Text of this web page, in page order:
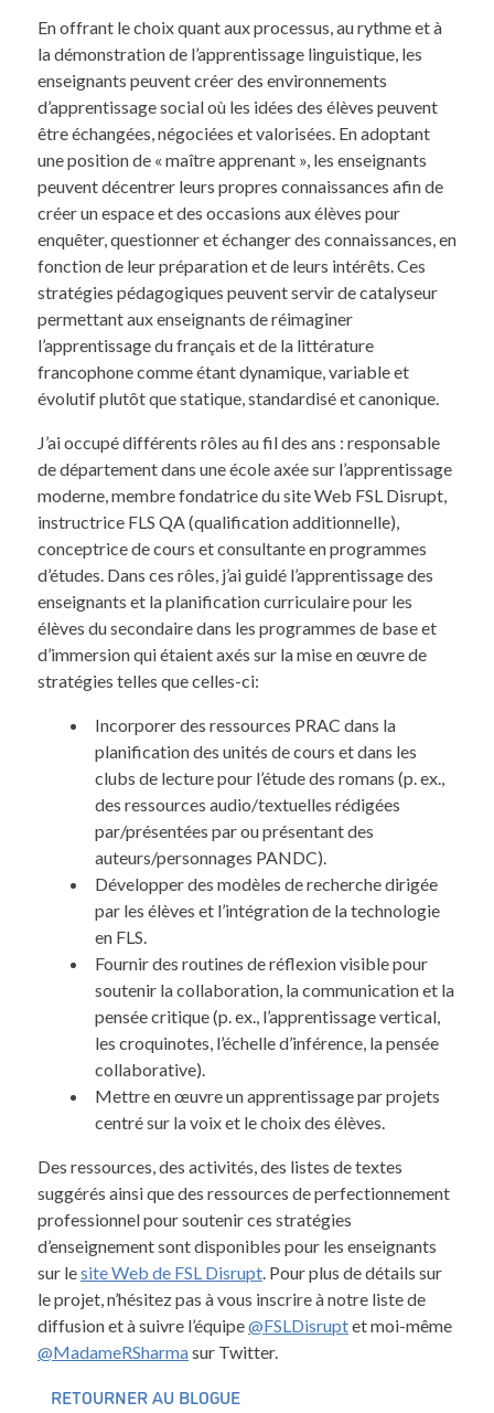
En offrant le choix quant aux processus, au rythme et à
la démonstration de l’apprentissage linguistique, les
enseignants peuvent créer des environnements
d’apprentissage social où les idées des élèves peuvent
être échangées, négociées et valorisées. En adoptant
une position de « maître apprenant », les enseignants
peuvent décentrer leurs propres connaissances afin de
créer un espace et des occasions aux élèves pour
enquêter, questionner et échanger des connaissances, en
fonction de leur préparation et de leurs intérêts. Ces
stratégies pédagogiques peuvent servir de catalyseur
permettant aux enseignants de réimaginer
l’apprentissage du français et de la littérature
francophone comme étant dynamique, variable et
évolutif plutôt que statique, standardisé et canonique.
J’ai occupé différents rôles au fil des ans : responsable
de département dans une école axée sur l’apprentissage
moderne, membre fondatrice du site Web FSL Disrupt,
instructrice FLS QA (qualification additionnelle),
conceptrice de cours et consultante en programmes
d’études. Dans ces rôles, j’ai guidé l’apprentissage des
enseignants et la planification curriculaire pour les
élèves du secondaire dans les programmes de base et
d’immersion qui étaient axés sur la mise en œuvre de
stratégies telles que celles-ci:
Incorporer des ressources PRAC dans la
planification des unités de cours et dans les
clubs de lecture pour l’étude des romans (p. ex.,
des ressources audio/textuelles rédigées
par/présentées par ou présentant des
auteurs/personnages PANDC).
Développer des modèles de recherche dirigée
par les élèves et l’intégration de la technologie
en FLS.
Fournir des routines de réflexion visible pour
soutenir la collaboration, la communication et la
pensée critique (p. ex., l’apprentissage vertical,
les croquinotes, l’échelle d’inférence, la pensée
collaborative).
Mettre en œuvre un apprentissage par projets
centré sur la voix et le choix des élèves.
Des ressources, des activités, des listes de textes
suggérés ainsi que des ressources de perfectionnement
professionnel pour soutenir ces stratégies
d’enseignement sont disponibles pour les enseignants
sur lesite Web de FSL Disrupt. Pour plus de détails sur
le projet, n’hésitez pas à vous inscrire à notre liste de
diffusion et à suivre l’équipe@FSLDisruptet moi-même
@MadameRSharmasur Twitter.
RETOURNER AU BLOGUE